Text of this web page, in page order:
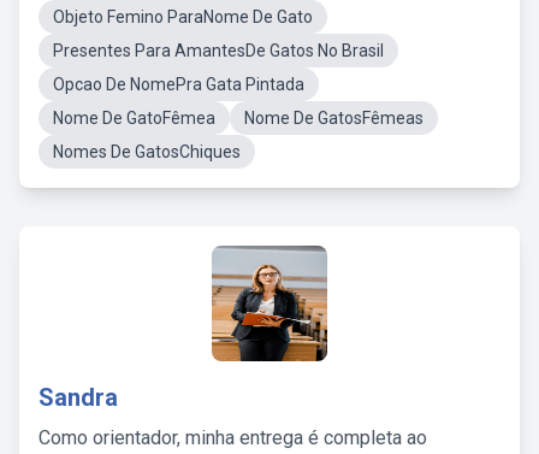
Objeto Femino ParaNome De Gato
Presentes Para AmantesDe Gatos No Brasil
Opcao De NomePra Gata Pintada
Nome De GatoFêmea
Nome De GatosFêmeas
Nomes De GatosChiques
Sandra
Como orientador, minha entrega é completa ao